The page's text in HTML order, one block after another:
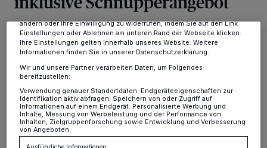
Erkrath·Die Jugendmusikschule Erkrath hat für
Musikbegeisterte und solche die es werden wollen
einiges zu bieten. Wer wissen möchte, was das so alles
ist, kann sich beim Infonachmittag am Montag, den 28.
Juni, von 15 bis 17 Uhr in der Sechseckschule in
Hochdahl ein eigenes Bild vom kompletten
Lehrangebot machen und vor Ort auch gleich einige der
Musikinstrumente ausprobieren. Eine vorherige
Anmeldung ist nicht notwendig.
Anzeigen möglicherweise nicht mehr so relevant für Sie. Sie können
dieses Menü jederzeit wieder aufrufen, um Ihre Einstellungen zu
ändern oder Ihre Einwilligung zu widerrufen, indem Sie auf den Link
Einstellungen oder Ablehnen am unteren Rand der Webseite klicken.
Ihre Einstellungen gelten innerhalb unseres Website. Weitere
Informationen finden Sie in unserer Datenschutzerklärung.
Wir und unsere Partner verarbeiten Daten, um Folgendes
bereitzustellen:
Verwendung genauer Standortdaten. Endgeräteeigenschaften zur
Identifikation aktiv abfragen. Speichern von oder Zugriff auf
Informationen auf einem Endgerät. Personalisierte Werbung und
Inhalte, Messung von Werbeleistung und der Performance von
Inhalten, Zielgruppenforschung sowie Entwicklung und Verbesserung
von Angeboten.